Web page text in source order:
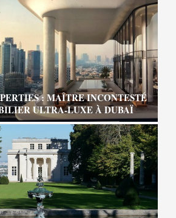
: MAÎTRE INCONTESTÉ
ULTRA-LUXE À DUBAÏ